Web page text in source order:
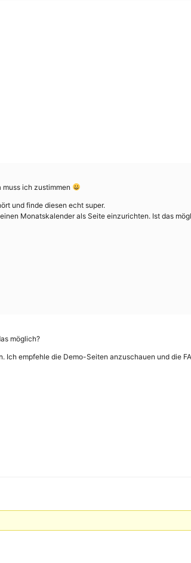
ich zustimmen
und finde diesen echt super.
Monatskalender als Seite einzurichten. Ist das
möglich?
empfehle die Demo-Seiten anzuschauen und die